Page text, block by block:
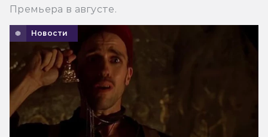
Премьера в августе.
Новости